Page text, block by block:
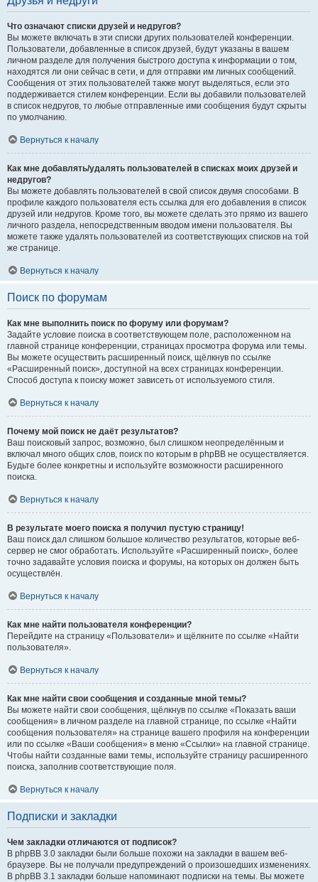
Что означают списки друзей и недругов?
Вы можете включать в эти списки других пользователей конференции.
Пользователи, добавленные в список друзей, будут указаны в вашем
личном разделе для получения быстрого доступа к информации о том,
находятся ли они сейчас в сети, и для отправки им личных сообщений.
Сообщения от этих пользователей также могут выделяться, если это
поддерживается стилем конференции. Если вы добавили пользователей
в список недругов, то любые отправленные ими сообщения будут скрыты
по умолчанию.
Вернуться к началу
Как мне добавлять/удалять пользователей в списках моих друзей и
недругов?
Вы можете добавлять пользователей в свой список двумя способами. В
профиле каждого пользователя есть ссылка для его добавления в список
друзей или недругов. Кроме того, вы можете сделать это прямо из вашего
личного раздела, непосредственным вводом имени пользователя. Вы
можете также удалять пользователей из соответствующих списков на той
же странице.
Вернуться к началу
Поиск по форумам
Как мне выполнить поиск по форуму или форумам?
Задайте условие поиска в соответствующем поле, расположенном на
главной странице конференции, страницах просмотра форума или темы.
Вы можете осуществить расширенный поиск, щёлкнув по ссылке
«Расширенный поиск», доступной на всех страницах конференции.
Способ доступа к поиску может зависеть от используемого стиля.
Вернуться к началу
Почему мой поиск не даёт результатов?
Ваш поисковый запрос, возможно, был слишком неопределённым и
включал много общих слов, поиск по которым в phpBB не осуществляется.
Будьте более конкретны и используйте возможности расширенного
поиска.
Вернуться к началу
В результате моего поиска я получил пустую страницу!
Ваш поиск дал слишком большое количество результатов, которые веб-
сервер не смог обработать. Используйте «Расширенный поиск», более
точно задавайте условия поиска и форумы, на которых он должен быть
осуществлён.
Вернуться к началу
Как мне найти пользователя конференции?
Перейдите на страницу «Пользователи» и щёлкните по ссылке «Найти
пользователя».
Вернуться к началу
Как мне найти свои сообщения и созданные мной темы?
Вы можете найти свои сообщения, щёлкнув по ссылке «Показать ваши
сообщения» в личном разделе на главной странице, по ссылке «Найти
сообщения пользователя» на странице вашего профиля на конференции
или по ссылке «Ваши сообщения» в меню «Ссылки» на главной странице.
Чтобы найти созданные вами темы, используйте страницу расширенного
поиска, заполнив соответствующие поля.
Вернуться к началу
Подписки и закладки
Чем закладки отличаются от подписок?
В phpBB 3.0 закладки были больше похожи на закладки в вашем веб-
браузере. Вы не получали предупреждений о произошедших изменениях.
В phpBB 3.1 закладки больше напоминают подписки на темы. Вы можете